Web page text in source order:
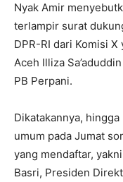
Nyak Amir
terlampir surat
DPR-RI dari Komisi
Aceh Illiza
PB Perpani.
Dikatakannya,
umum pada Jumat
yang mendaftar,
Basri, Presiden